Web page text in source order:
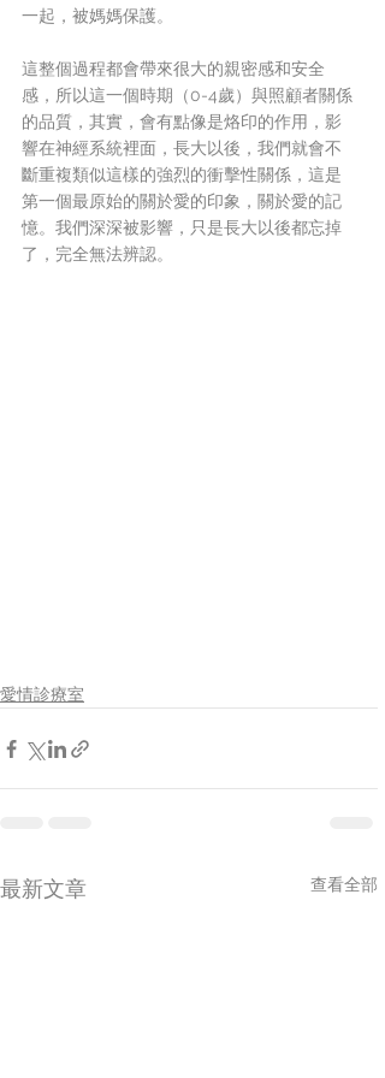
一起，被媽媽保護。
這整個過程都會帶來很大的親密感和安全
感，所以這一個時期（0-4歲）與照顧者關係
的品質，其實，會有點像是烙印的作用，影
響在神經系統裡面，長大以後，我們就會不
斷重複類似這樣的強烈的衝擊性關係，這是
第一個最原始的關於愛的印象，關於愛的記
憶。我們深深被影響，只是長大以後都忘掉
了，完全無法辨認。
愛情診療室
最新文章 查看全部